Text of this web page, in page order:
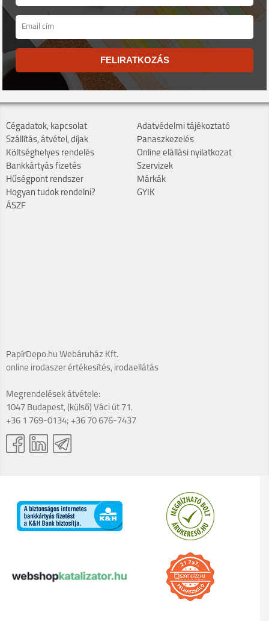
FELIRATKOZÁS
Cégadatok, kapcsolat
Szállítás, átvétel, díjak
Költséghelyes rendelés
Bankkártyás fizetés
Hűségpont rendszer
Hogyan tudok rendelni?
ÁSZF
Adatvédelmi tájékoztató
Panaszkezelés
Online elállási nyilatkozat
Szervizek
Márkák
GYIK
PapírDepo.hu Webáruház Kft.
online irodaszer értékesítés, irodaellátás
Megrendelések átvétele:
1047 Budapest, (külső) Váci út 71.
+36 1 769-0134; +36 70 676-7437